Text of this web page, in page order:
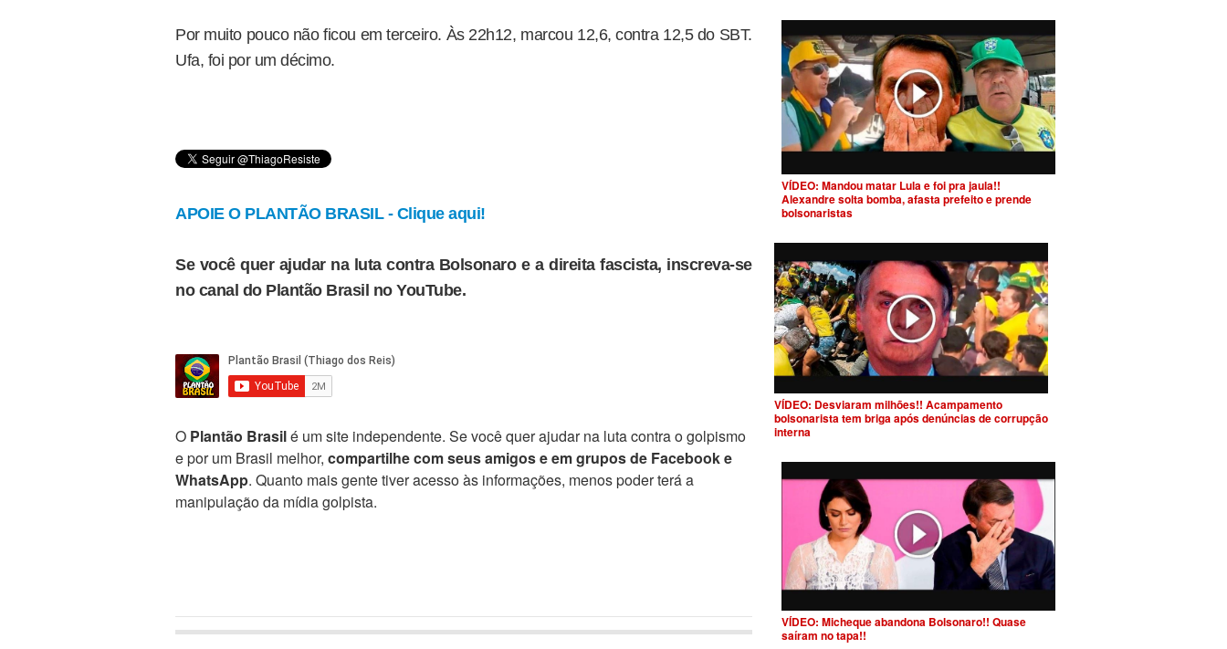
Por muito pouco não ficou em terceiro. Às 22h12, marcou 12,6, contra 12,5 do SBT.
Ufa, foi por um décimo.
APOIE O PLANTÃO BRASIL - Clique aqui!
Se você quer ajudar na luta contra Bolsonaro e a direita fascista, inscreva-se
no canal do Plantão Brasil no YouTube.
O Plantão Brasilé um site independente. Se você quer ajudar na luta contra o golpismo
e por um Brasil melhor, compartilhe com seus amigos e em grupos de Facebook e
WhatsApp. Quanto mais gente tiver acesso às informações, menos poder terá a
manipulação da mídia golpista.
VÍDEO: Mandou matar Lula e foi pra jaula!!
Alexandre solta bomba, afasta prefeito e prende
bolsonaristas
VÍDEO: Desviaram milhões!! Acampamento
bolsonarista tem briga após denúncias de corrupção
interna
VÍDEO: Micheque abandona Bolsonaro!! Quase
saíram no tapa!!